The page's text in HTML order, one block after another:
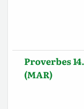
Proverbes
(MAR)